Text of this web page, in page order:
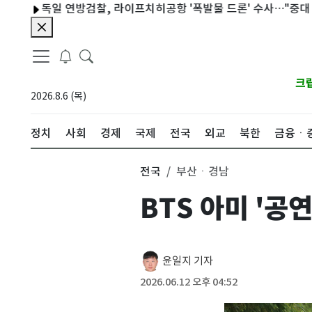
독일 연방검찰, 라이프치히공항 '폭발물 드론' 수사…"중대 공격"
2026.8.6 (목)
크
정치 사회 경제 국제 전국 외교 북한 금융ㆍ
전국 부산ㆍ경남
BTS 아미 '공
윤일지 기자
2026.06.12 오후 04:52